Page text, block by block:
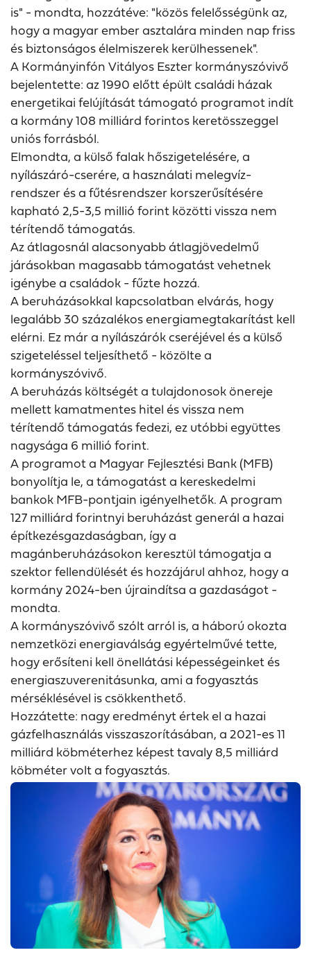
is" - mondta, hozzátéve: "közös felelősségünk az,
hogy a magyar ember asztalára minden nap friss
és biztonságos élelmiszerek kerülhessenek".
A Kormányinfón Vitályos Eszter kormányszóvivő
bejelentette: az 1990 előtt épült családi házak
energetikai felújítását támogató programot indít
a kormány 108 milliárd forintos keretösszeggel
uniós forrásból.
Elmondta, a külső falak hőszigetelésére, a
nyílászáró-cserére, a használati melegvíz-
rendszer és a fűtésrendszer korszerűsítésére
kapható 2,5-3,5 millió forint közötti vissza nem
térítendő támogatás.
Az átlagosnál alacsonyabb átlagjövedelmű
járásokban magasabb támogatást vehetnek
igénybe a családok - fűzte hozzá.
A beruházásokkal kapcsolatban elvárás, hogy
legalább 30 százalékos energiamegtakarítást kell
elérni. Ez már a nyílászárók cseréjével és a külső
szigeteléssel teljesíthető - közölte a
kormányszóvivő.
A beruházás költségét a tulajdonosok önereje
mellett kamatmentes hitel és vissza nem
térítendő támogatás fedezi, ez utóbbi együttes
nagysága 6 millió forint.
A programot a Magyar Fejlesztési Bank (MFB)
bonyolítja le, a támogatást a kereskedelmi
bankok MFB-pontjain igényelhetők. A program
127 milliárd forintnyi beruházást generál a hazai
építkezésgazdaságban, így a
magánberuházásokon keresztül támogatja a
szektor fellendülését és hozzájárul ahhoz, hogy a
kormány 2024-ben újraindítsa a gazdaságot -
mondta.
A kormányszóvivő szólt arról is, a háború okozta
nemzetközi energiaválság egyértelművé tette,
hogy erősíteni kell önellátási képességeinket és
energiaszuverenitásunka, ami a fogyasztás
mérséklésével is csökkenthető.
Hozzátette: nagy eredményt értek el a hazai
gázfelhasználás visszaszorításában, a 2021-es 11
milliárd köbméterhez képest tavaly 8,5 milliárd
köbméter volt a fogyasztás.